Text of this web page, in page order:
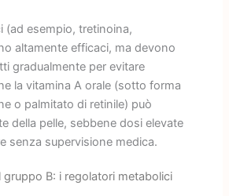
(ad esempio, tretinoina,
altamente efficaci, ma devono
gradualmente per evitare
la vitamina A orale (sotto forma
o palmitato di retinile) può
della pelle, sebbene dosi elevate
senza supervisione medica.
gruppo B: i regolatori metabolici